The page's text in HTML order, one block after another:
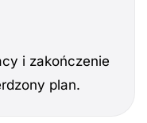
i zakończenie
plan.